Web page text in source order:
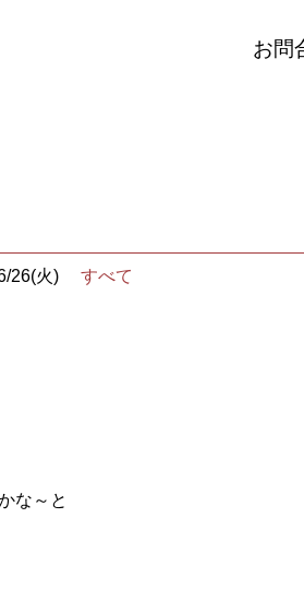
お問
26(火) すべて
な～と